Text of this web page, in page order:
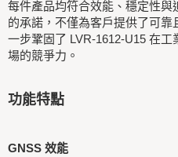
每件產品均符合效能、穩定性
的承諾，不僅為客戶提供了可
一步鞏固了 LVR-1612-U15 在
場的競爭力。
功能特點
GNSS 效能